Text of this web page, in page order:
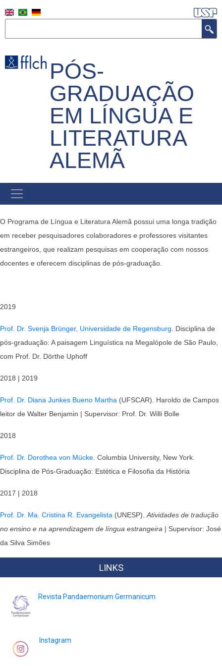
zum
PÓS-
GRADUAÇÃO
EM LÍNGUA E
LITERATURA
ALEMÃ
HAUPTNAVIGATION
O Programa de Língua e Literatura Alemã possui uma longa tradição
em receber pesquisadores colaboradores e professores visitantes
estrangeiros, que realizam pesquisas em cooperação com nossos
docentes e oferecem disciplinas de pós-graduação.
2019
Prof. Dr. Svenja Brünger, Universidade de Regensburg . Disciplina de
pós-graduação: A paisagem Linguística na Megalópole de São Paulo,
com Prof. Dr. Dörthe Uphoff
2018 | 2019
Prof. Dr. Diana Junkes Bueno Martha (UFSCAR). Haroldo de Campos
leitor de Walter Benjamin | Supervisor: Prof. Dr. Willi Bolle
2018
Prof. Dr. Dorothea von Mücke . Columbia University, New York.
Disciplina de Pós-Graduação: Estética e Filosofia da História
2017 | 2018
Prof. Dr. Ma. Cristina R. Evangelista (UNESP). Atividades de tradução
no ensino e na aprendizagem de língua estrangeira | Supervisor: José
da Silva Simões
LINKS
Revista Pandaemonium Germanicum
Instagram